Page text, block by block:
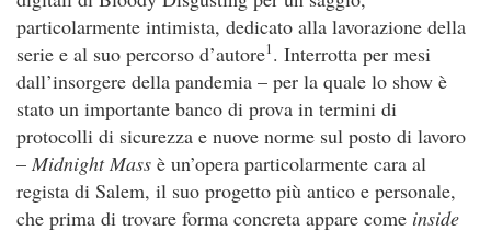
particolarmente intimista, dedicato alla lavorazione della
serie e al suo percorso d’autore1. Interrotta per mesi
dall’insorgere della pandemia – per la quale lo show è
stato un importante banco di prova in termini di
protocolli di sicurezza e nuove norme sul posto di lavoro
– Midnight Mass è un’opera particolarmente cara al
regista di Salem, il suo progetto più antico e personale,
che prima di trovare forma concreta appare come inside